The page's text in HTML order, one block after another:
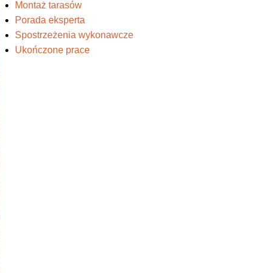
Montaż tarasów
Porada eksperta
Spostrzeżenia wykonawcze
Ukończone prace